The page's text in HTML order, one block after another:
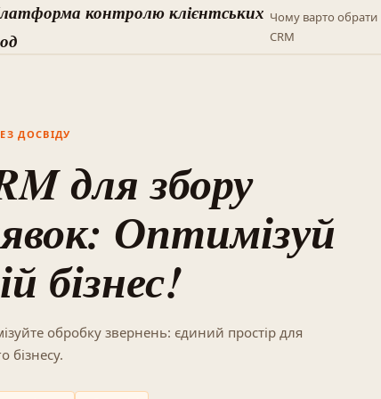
контролю клієнтських Чому варто обрати
CRM
ДОСВІДУ
для збору
Оптимізуй
бізнес!
обробку звернень: єдиний простір для
бізнесу.